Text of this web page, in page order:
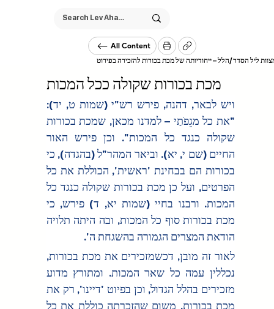
All Content
הלל – ייחודיותה של מכת בכורות להזכירה בפירוט/ליל הסדר
מכת בכורות שקולה ככל המכות
הודאת המצרים הגמורה בהשגחת ה'.